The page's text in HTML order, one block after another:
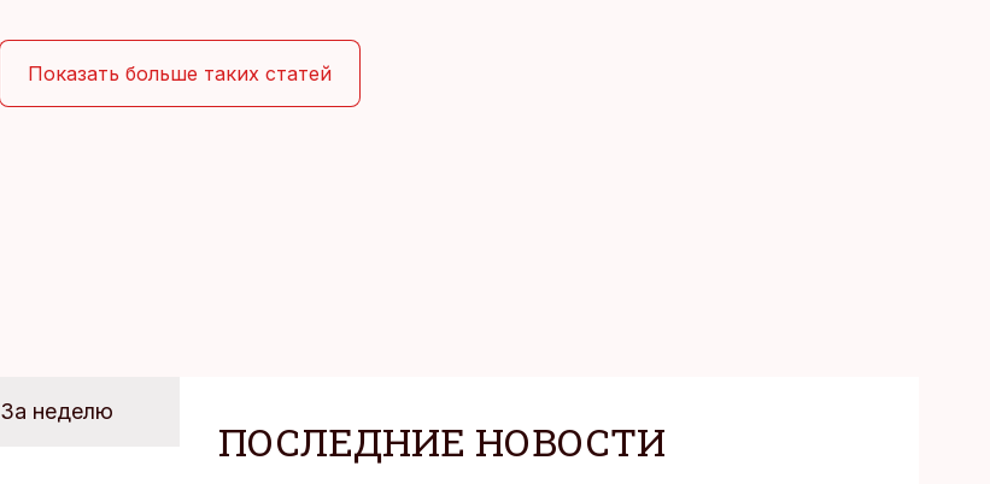
Показать больше таких статей
За неделю
ПОСЛЕДНИЕ НОВОСТИ